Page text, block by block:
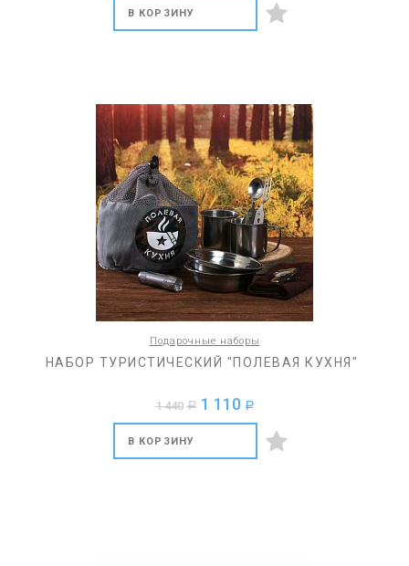
В КОРЗИНУ
Подарочные наборы
НАБОР ТУРИСТИЧЕСКИЙ "ПОЛЕВАЯ КУХНЯ"
1 440 a 1 110 a
В КОРЗИНУ